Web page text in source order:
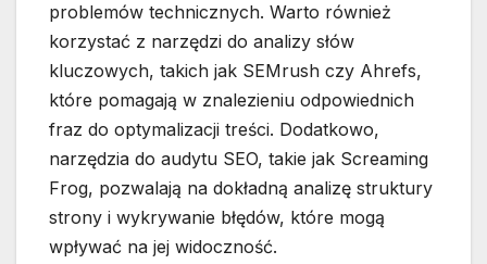
problemów technicznych. Warto również
korzystać z narzędzi do analizy słów
kluczowych, takich jak SEMrush czy Ahrefs,
które pomagają w znalezieniu odpowiednich
fraz do optymalizacji treści. Dodatkowo,
narzędzia do audytu SEO, takie jak Screaming
Frog, pozwalają na dokładną analizę struktury
strony i wykrywanie błędów, które mogą
wpływać na jej widoczność.